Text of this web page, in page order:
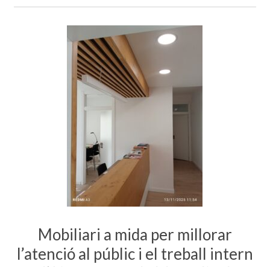
Mobiliari a mida per millorar
l’atenció al públic i el treball intern